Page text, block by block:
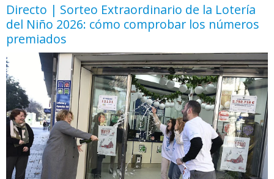
Directo | Sorteo Extraordinario de la Lotería
del Niño 2026: cómo comprobar los números
premiados